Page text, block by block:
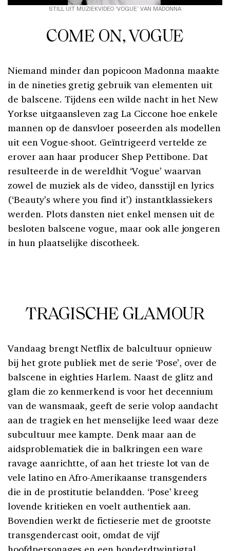
STILL UIT MUZIEKVIDEO ‘VOGUE’ VAN MADONNA
COME ON, VOGUE
Niemand minder dan popicoon Madonna maakte
in de nineties gretig gebruik van elementen uit
de balscene. Tijdens een wilde nacht in het New
Yorkse uitgaansleven zag La Ciccone hoe enkele
mannen op de dansvloer poseerden als modellen
uit een Vogue-shoot. Geïntrigeerd vertelde ze
erover aan haar producer Shep Pettibone. Dat
resulteerde in de wereldhit ‘Vogue’ waarvan
zowel de muziek als de video, dansstijl en lyrics
(‘Beauty’s where you find it’) instantklassiekers
werden. Plots dansten niet enkel mensen uit de
besloten balscene vogue, maar ook alle jongeren
in hun plaatselijke discotheek.
TRAGISCHE GLAMOUR
Vandaag brengt Netflix de balcultuur opnieuw
bij het grote publiek met de serie ‘Pose’, over de
balscene in eighties Harlem. Naast de glitz and
glam die zo kenmerkend is voor het decennium
van de wansmaak, geeft de serie volop aandacht
aan de tragiek en het menselijke leed waar deze
subcultuur mee kampte. Denk maar aan de
aidsproblematiek die in balkringen een ware
ravage aanrichtte, of aan het trieste lot van de
vele latino en Afro-Amerikaanse transgenders
die in de prostitutie belandden. ‘Pose’ kreeg
lovende kritieken en voelt authentiek aan.
Bovendien werkt de fictieserie met de grootste
transgendercast ooit, omdat de vijf